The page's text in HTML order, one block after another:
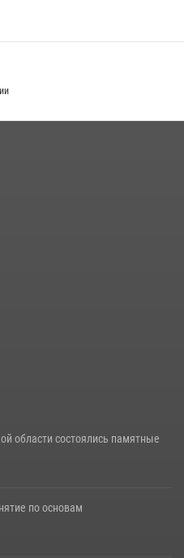
области состоялись памятные
по основам